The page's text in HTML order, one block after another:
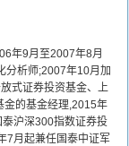
年9月至2007年8月
分析师;2007年10月加
式证券投资基金、上
金的基金经理,2015年
沪深300指数证券投
7月起兼任国泰中证军